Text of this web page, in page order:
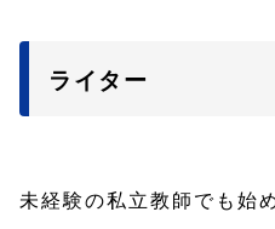
ライター
未経験の私立教師でも始